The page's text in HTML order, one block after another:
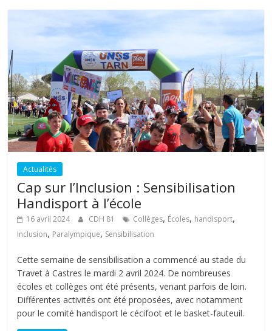
Actualités
Cap sur l’Inclusion : Sensibilisation
Handisport à l’école
16 avril 2024 CDH 81 Collèges, Écoles, handisport,
Inclusion, Paralympique, Sensibilisation
Cette semaine de sensibilisation a commencé au stade du
Travet à Castres le mardi 2 avril 2024. De nombreuses
écoles et collèges ont été présents, venant parfois de loin.
Différentes activités ont été proposées, avec notamment
pour le comité handisport le cécifoot et le basket-fauteuil.